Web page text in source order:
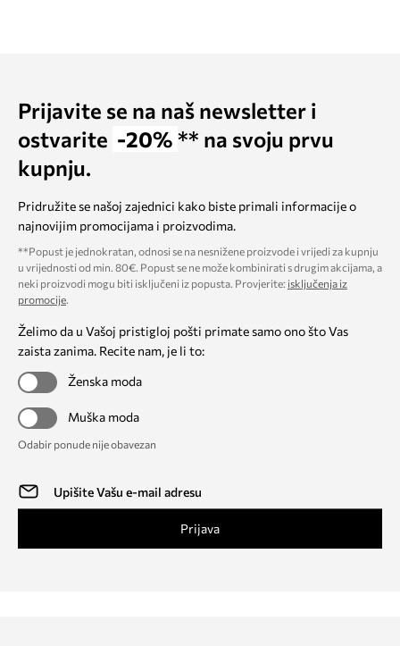
Prijavite se na naš newsletter i
ostvarite -20% ** na svoju prvu
kupnju.
Pridružite se našoj zajednici kako biste primali informacije o
najnovijim promocijama i proizvodima.
**Popust je jednokratan, odnosi se na nesnižene proizvode i vrijedi za kupnju
u vrijednosti od min. 80€. Popust se ne može kombinirati s drugim akcijama, a
neki proizvodi mogu biti isključeni iz popusta. Provjerite: isključenja iz
promocije.
Želimo da u Vašoj pristigloj pošti primate samo ono što Vas
zaista zanima. Recite nam, je li to:
Ženska moda
Muška moda
Odabir ponude nije obavezan
Prijava